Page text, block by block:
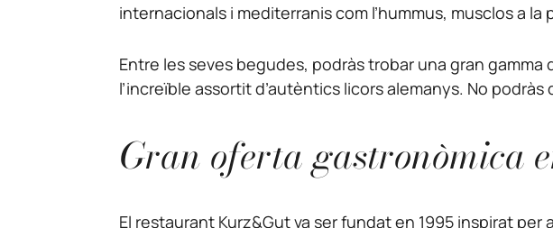
internacionals i mediterranis com l’hummus, musclos a
Entre les seves begudes, podràs trobar una gran
l’increïble assortit d’autèntics licors alemanys. No
Gran oferta gastronòmica
El restaurant Kurz&Gut va ser fundat en 1995 inspirat